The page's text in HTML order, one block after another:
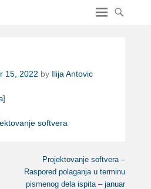
15, 2022 by Ilija Antovic
]
softvera
Projektovanje softvera –
Raspored polaganja u terminu
pismenog dela ispita – januar